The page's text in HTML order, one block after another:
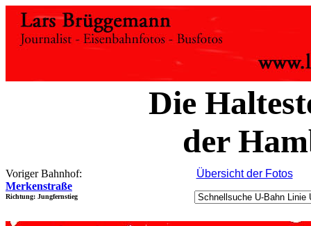
Die
der
Voriger Bahnhof:
Merkenstraße
Richtung: Jungfernstieg
Übersicht der Fotos